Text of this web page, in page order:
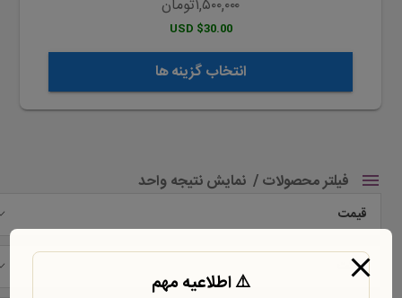
۱,۵۰۰,۰۰۰تومان
$30.00 USD
انتخاب گزینه ها
فیلتر محصولات نمایش نتیجه واحد
قیمت
شرکت
⚠️ اطلاعیه مهم